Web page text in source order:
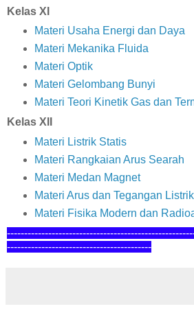
Kelas XI
Materi Usaha Energi dan Daya
Materi Mekanika Fluida
Materi Optik
Materi Gelombang Bunyi
Materi Teori Kinetik Gas dan
Kelas XII
Materi Listrik Statis
Materi Rangkaian Arus Searah
Materi Medan Magnet
Materi Arus dan Tegangan
Materi Fisika Modern dan
------------------------------------------